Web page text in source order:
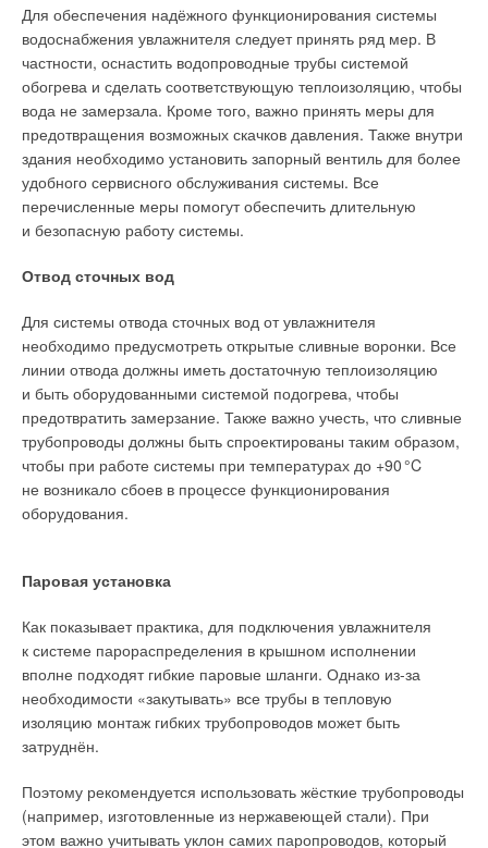
Для обеспечения надёжного функционирования системы
водоснабжения увлажнителя следует принять ряд мер. В
частности, оснастить водопроводные трубы системой
обогрева и сделать соответствующую теплоизоляцию, чтобы
вода не замерзала. Кроме того, важно принять меры для
предотвращения возможных скачков давления. Также внутри
здания необходимо установить запорный вентиль для более
удобного сервисного обслуживания системы. Все
перечисленные меры помогут обеспечить длительную
и безопасную работу системы.
Отвод сточных вод
Для системы отвода сточных вод от увлажнителя
необходимо предусмотреть открытые сливные воронки. Все
линии отвода должны иметь достаточную теплоизоляцию
и быть оборудованными системой подогрева, чтобы
предотвратить замерзание. Также важно учесть, что сливные
трубопроводы должны быть спроектированы таким образом,
чтобы при работе системы при температурах до +90°C
не возникало сбоев в процессе функционирования
оборудования.
Паровая установка
Как показывает практика, для подключения увлажнителя
к системе парораспределения в крышном исполнении
вполне подходят гибкие паровые шланги. Однако из-за
необходимости «закутывать» все трубы в тепловую
изоляцию монтаж гибких трубопроводов может быть
затруднён.
Поэтому рекомендуется использовать жёсткие трубопроводы
(например, изготовленные из нержавеющей стали). При
этом важно учитывать уклон самих паропроводов, который
Целью этой программы является подготовка магистров,
обладающих навыками научно-исследовательской,
проектной, производственно-технологической деятельности,
знаниями и компетенциями в области ресурсного
обоснования, проектирования, электроэнергетического
и режимного функционирования, технико-экономического
и экологического обоснования объектов энергетики
с использованием ВИЭ — гидроэлектростанций,
ветроэлектростанций, солнечных электростанций,
энергокомплексов на основе ВИЭ, в том числе создаваемых
в соответствии с требованиями и запросами отрасли: 3D-
моделирование, прототипирование, создание объектов
с использованием технологий виртуальной реальности, BIM-
технологии, использование современных программных
комплексов для проектирования и моделирования объектов
солнечной, ветровой и гидроэнергетики (фото 1).
Фото 1. 3D-моделирование — новая дисциплина в
отрасли возобновляемой энергетики
Вторая профильная магистерская образовательная
программа — 08.04.01_14 «
Энергоэффективность
и энергосбережение в гражданском строительстве »